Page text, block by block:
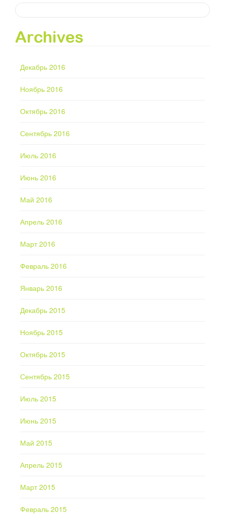
Archives
Декабрь 2016
Ноябрь 2016
Октябрь 2016
Сентябрь 2016
Июль 2016
Июнь 2016
Май 2016
Апрель 2016
Март 2016
Февраль 2016
Январь 2016
Декабрь 2015
Ноябрь 2015
Октябрь 2015
Сентябрь 2015
Июль 2015
Июнь 2015
Май 2015
Апрель 2015
Март 2015
Февраль 2015